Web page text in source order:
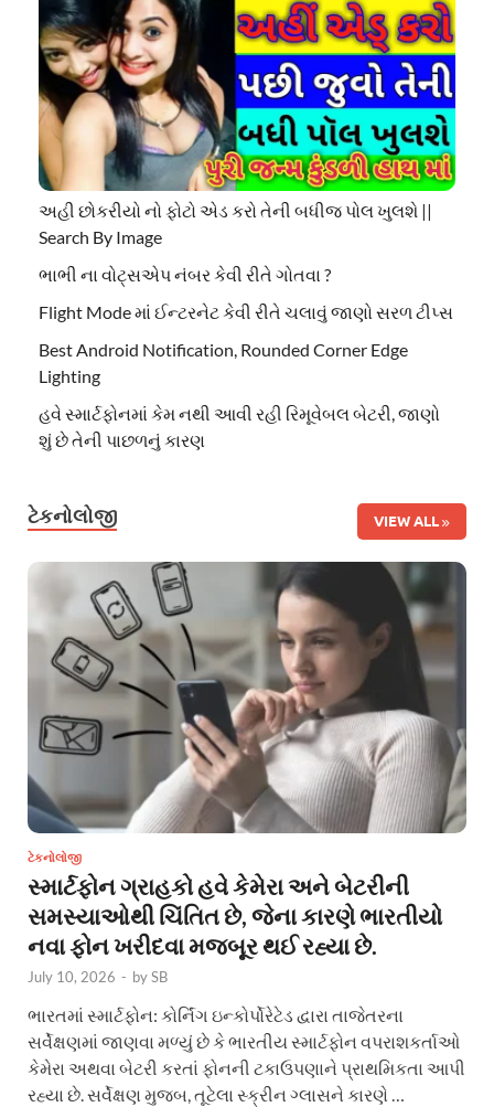
અહી છોકરીયો નો ફોટો એડ કરો તેની બધીજ પોલ ખુલશે ||
Search By Image
ભાભી ના વોટ્સએપ નંબર કેવી રીતે ગોતવા ?
Flight Mode માં ઈન્ટરનેટ કેવી રીતે ચલાવું જાણો સરળ ટીપ્સ
Best Android Notification, Rounded Corner Edge
Lighting
હવે સ્માર્ટફોનમાં કેમ નથી આવી રહી રિમૂવેબલ બેટરી, જાણો
શું છે તેની પાછળનું કારણ
ટેકનોલોજી VIEW ALL
ટેકનોલોજી
સ્માર્ટફોન ગ્રાહકો હવે કેમેરા અને બેટરીની
સમસ્યાઓથી ચિંતિત છે, જેના કારણે ભારતીયો
નવા ફોન ખરીદવા મજબૂર થઈ રહ્યા છે.
July 10, 2026 - bySB
ભારતમાં સ્માર્ટફોન: કોર્નિંગ ઇન્કોર્પોરેટેડ દ્વારા તાજેતરના
સર્વેક્ષણમાં જાણવા મળ્યું છે કે ભારતીય સ્માર્ટફોન વપરાશકર્તાઓ
કેમેરા અથવા બેટરી કરતાં ફોનની ટકાઉપણાને પ્રાથમિકતા આપી
રહ્યા છે. સર્વેક્ષણ મુજબ, તૂટેલા સ્ક્રીન ગ્લાસને કારણે …